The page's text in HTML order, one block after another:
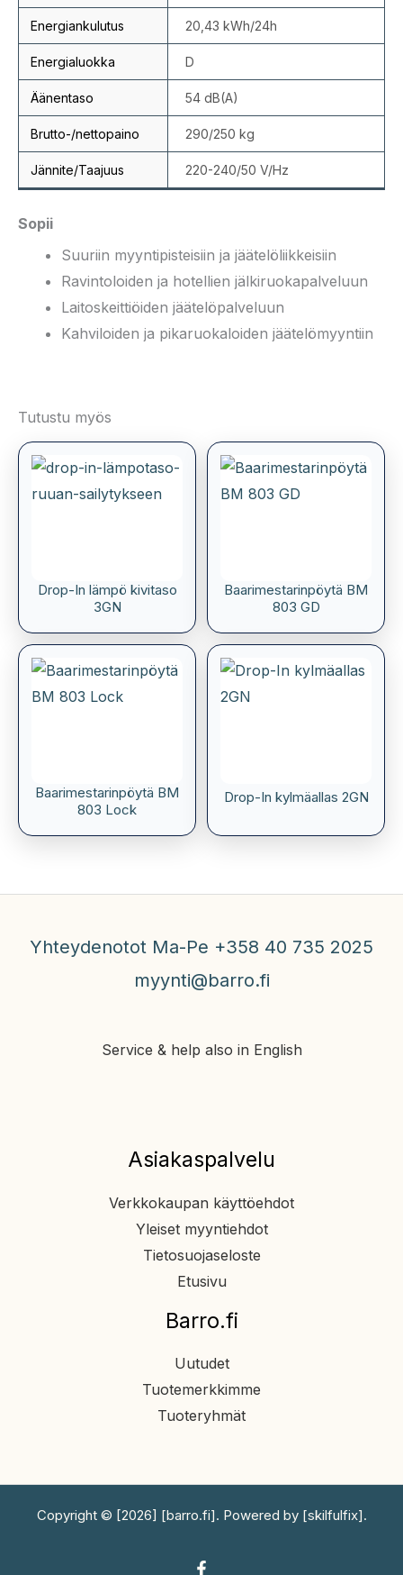
Energiankulutus 20,43 kWh/24h
Energialuokka D
Äänentaso 54 dB(A)
Brutto-/nettopaino 290/250 kg
Jännite/Taajuus 220-240/50 V/Hz
Sopii
Suuriin myyntipisteisiin ja jäätelöliikkeisiin
Ravintoloiden ja hotellien jälkiruokapalveluun
Laitoskeittiöiden jäätelöpalveluun
Kahviloiden ja pikaruokaloiden jäätelömyyntiin
Tutustu myös
Drop-In lämpö kivitaso
3GN
Baarimestarinpöytä BM
803 GD
Baarimestarinpöytä BM
803 Lock
Drop-In kylmäallas 2GN
Yhteydenotot Ma-Pe +358 40 735 2025
myynti@barro.fi
Service & help also in English
Asiakaspalvelu
Verkkokaupan käyttöehdot
Yleiset myyntiehdot
Tietosuojaseloste
Etusivu
Barro.fi
Uutudet
Tuotemerkkimme
Tuoteryhmät
Copyright © [2026] [barro.fi]. Powered by [skilfulfix].